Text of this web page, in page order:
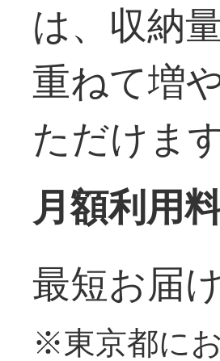
は、収納
重ねて増
ただけます
月額利用
最短お届
※東京都に